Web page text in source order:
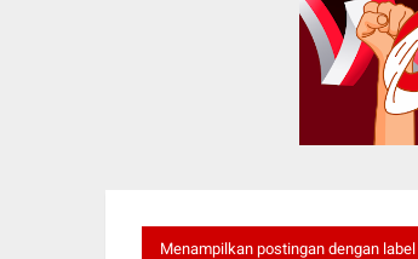
Menampilkan postingan dengan label